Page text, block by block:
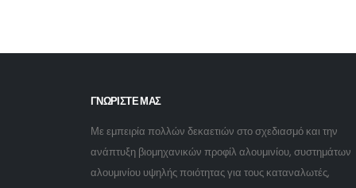
ΓΝΩΡΙΣΤΕ ΜΑΣ
Με εμπειρία πολλών δεκαετιών στο σχεδιασμό και την
ανάπτυξη βιομηχανικών προφίλ αλουμινίου, συστημάτων
αλουμινίου υψηλής ποιότητας για τους καταναλωτές,